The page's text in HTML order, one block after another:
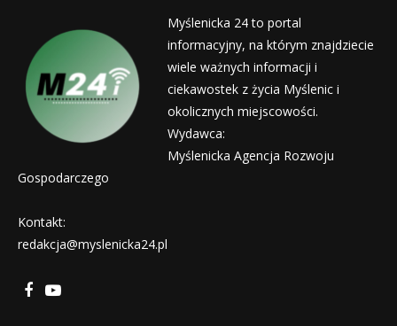
Myślenicka 24 to portal
informacyjny, na którym znajdziecie
wiele ważnych informacji i
ciekawostek z życia Myślenic i
okolicznych miejscowości.
Wydawca:
Myślenicka Agencja Rozwoju
Gospodarczego
Kontakt:
redakcja@myslenicka24.pl